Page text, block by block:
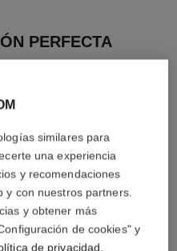
PERFECTA
similares para
una experiencia
y recomendaciones
y con nuestros partners.
y obtener más
de cookies" y
de privacidad